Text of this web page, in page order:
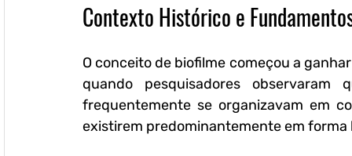
Contexto Histórico e
O conceito de biofilme começou a
quando pesquisadores observaram
frequentemente se organizavam em
existirem predominantemente em forma